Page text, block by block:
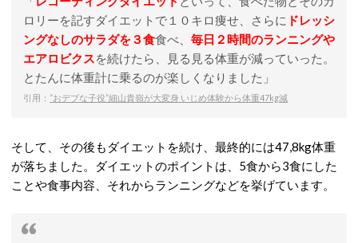
ロリーを記すダイエットで１０キロ痩せ、さらに ドレッシ
ングなしのサラダを３食食べ、 毎日２時間のランニングや
エアロビクスを続けたら、見る見る体重が減っていった。
とたんに体重計に乗るのが楽しくなりました」
引用： “おデブな子役”細山貴嶺が大変身 いじめ体験から体重47kg減
そして、その後もダイエットを続け、最終的には47,8kg体重
が落ちました。ダイエットのポイントは、5食から3食にした
ことや食事内容、それからランニングなどを挙げています。